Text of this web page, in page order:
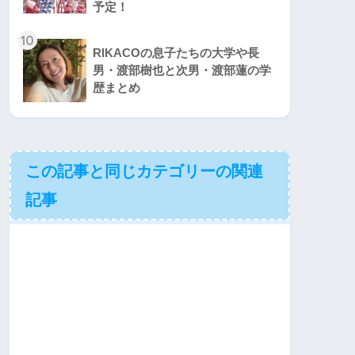
予定！
10
RIKACOの息子たちの大学や長
男・渡部樹也と次男・渡部蓮の学
歴まとめ
この記事と同じカテゴリーの関連
記事